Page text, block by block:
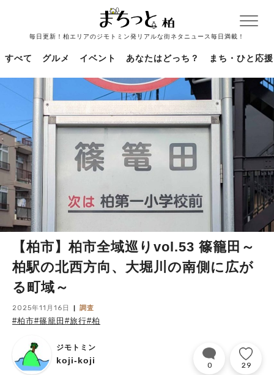
毎日更新！柏エリアのジモトミン発リアルな街ネタニュース毎日満載！
すべて グルメ イベント あなたはどっち？ まち・ひと応援
【柏市】柏市全域巡りvol.53 篠籠田～
柏駅の北西方向、大堀川の南側に広が
る町域～
2025年11月16日 調査
#柏市#篠籠田 #旅行#柏
ジモトミン
koji-koji 0 29